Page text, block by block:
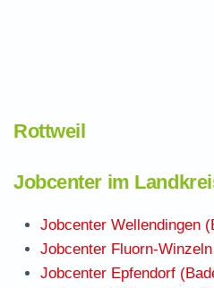
Rottweil
Jobcenter im
Jobcenter Wellendingen
Jobcenter Fluorn-
Jobcenter Epfendorf